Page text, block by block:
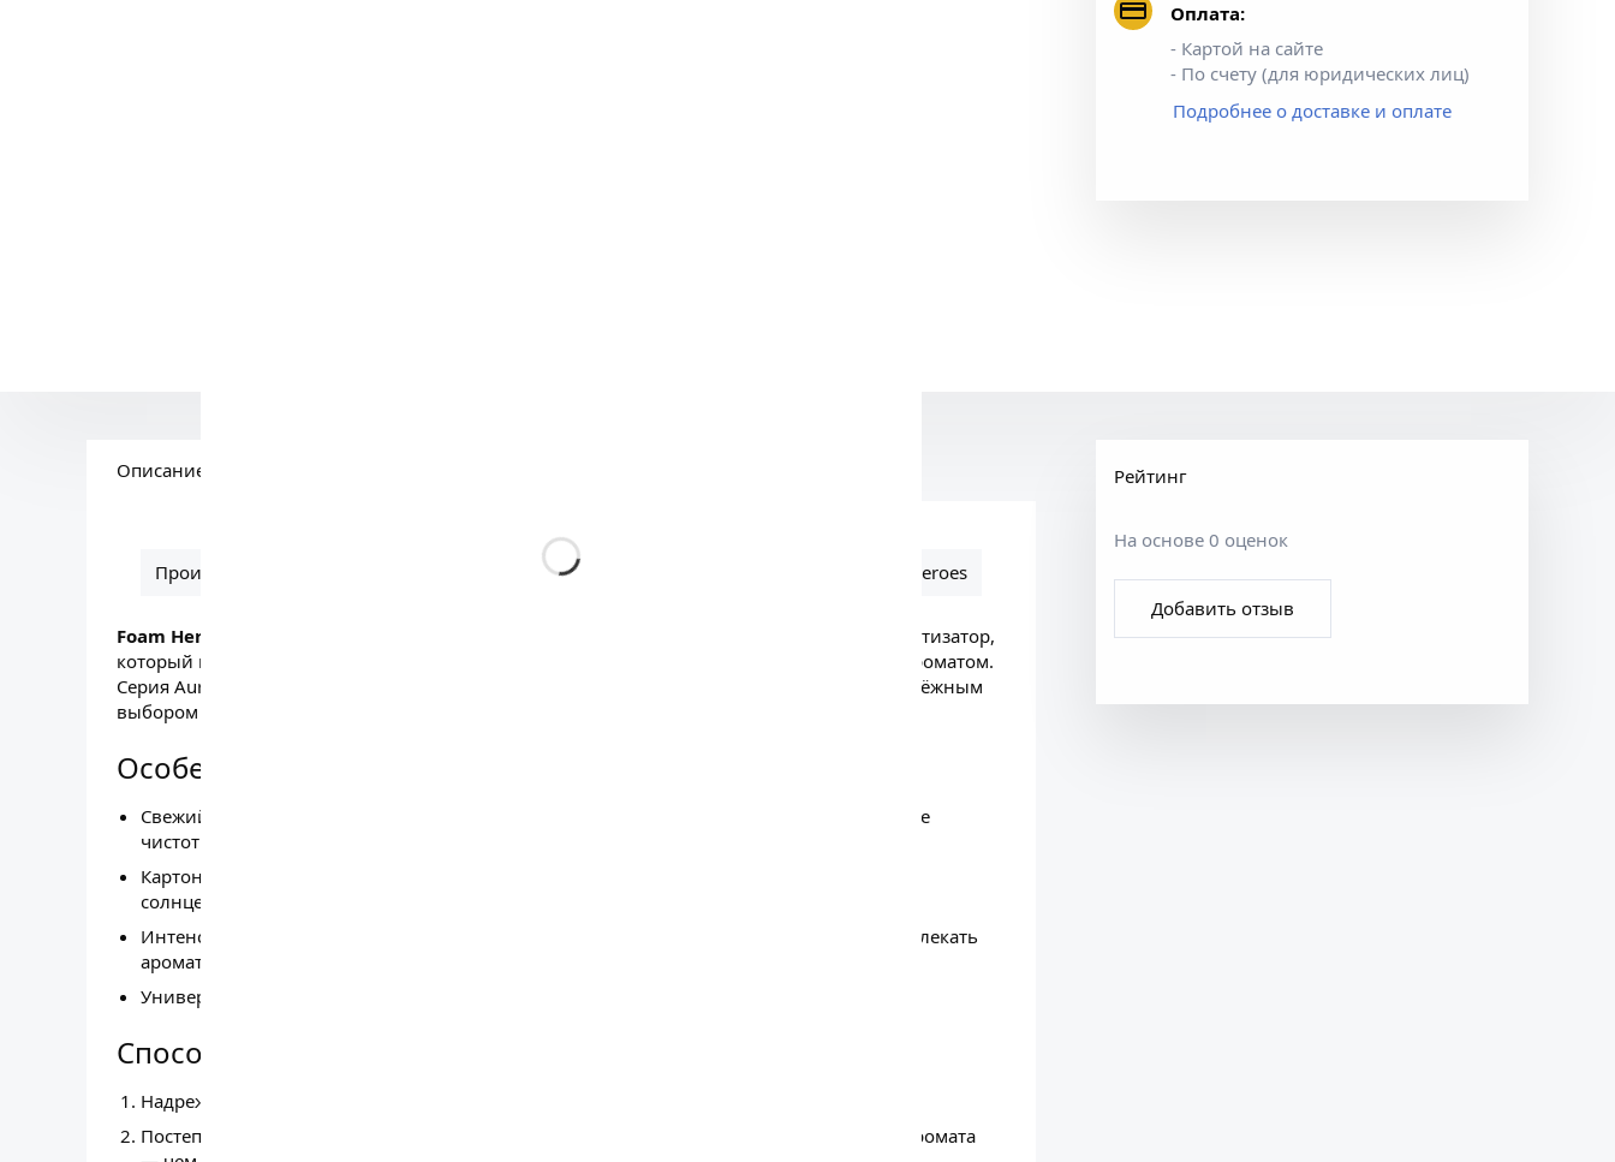
Оплата:
- Картой на сайте
- По счету (для юридических лиц)
Подробнее о доставке и оплате
Описание
Производитель Foam Heroes
Foam Heroes Auramatica FHD004 «Терпкий грейпфрут»
— подвесной картонный ароматизатор,
который наполняет салон автомобиля, дом или офис ярким, освежающим цитрусовым ароматом.
Серия Auramatica отличается стойкостью и длительным сроком службы, что делает её надёжным
выбором для повседневного использования.
Особенности и преимущества
Свежий, терпкий аромат грейпфрута с лёгкой горчинкой — бодрит и создаёт ощущение
чистоты.
Картонный подвесной формат — удобно размещается на зеркале заднего вида,
солнцезащитном козырьке или любом другом месте.
Интенсивность аромата регулируется: достаточно надрезать пакетик и постепенно извлекать
ароматизатор по мере необходимости.
Универсален: подходит для автомобиля, дома и офиса.
Способ применения
Надрежьте пакетик с ароматизатором.
Постепенно извлекайте картонный носитель, чтобы контролировать насыщенность аромата
Рейтинг
На основе 0 оценок
Добавить отзыв